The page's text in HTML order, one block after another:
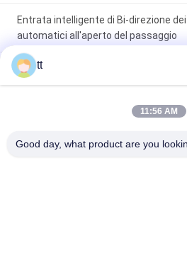
Entrata intelligente di Bi-direzione
automatici all'aperto del passaggio
modo pneumatico compatto di
pedale del piede 0.7Mpa, valvola di
Un manuale a due posizioni di
primavera
tt
11:56 AM
Good day, what product are you